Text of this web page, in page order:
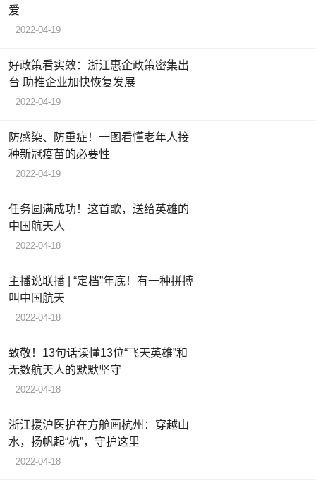
爱
2022-04-19
好政策看实效：浙江惠企政策密集出
台 助推企业加快恢复发展
2022-04-19
防感染、防重症！一图看懂老年人接
种新冠疫苗的必要性
2022-04-19
任务圆满成功！这首歌，送给英雄的
中国航天人
2022-04-18
主播说联播 | “定档”年底！有一种拼搏
叫中国航天
2022-04-18
致敬！13句话读懂13位“飞天英雄”和
无数航天人的默默坚守
2022-04-18
浙江援沪医护在方舱画杭州：穿越山
水，扬帆起“杭”，守护这里
2022-04-18